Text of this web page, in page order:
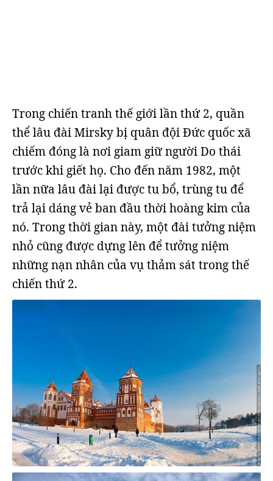
Trong chiến tranh thế giới lần thứ 2, quần
thể lâu đài Mirsky bị quân đội Đức quốc xã
chiếm đóng là nơi giam giữ người Do thái
trước khi giết họ. Cho đến năm 1982, một
lần nữa lâu đài lại được tu bổ, trùng tu để
trả lại dáng vẻ ban đầu thời hoàng kim của
nó. Trong thời gian này, một đài tưởng niệm
nhỏ cũng được dựng lên để tưởng niệm
những nạn nhân của vụ thảm sát trong thế
chiến thứ 2.